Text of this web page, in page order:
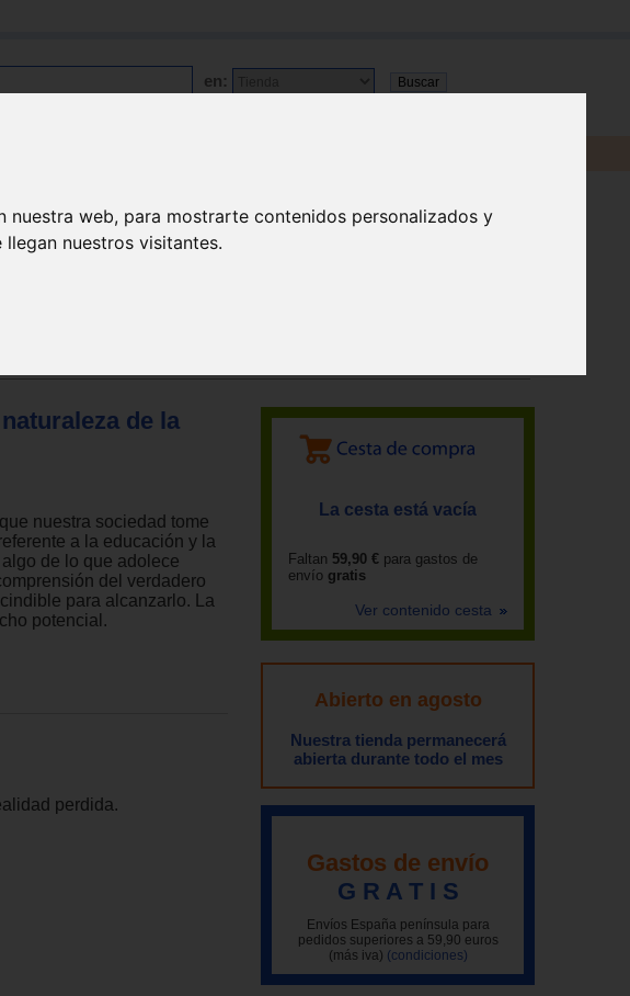
web, para mostrarte contenidos personalizados y
nuestros visitantes.
en:
de la
nuestra sociedad tome
a la educación y la
de lo que adolece
del verdadero
para alcanzarlo. La
potencial.
perdida.
La cesta está vacía
Faltan 59,90 € para gastos de
envío gratis
Ver contenido cesta
Abierto en agosto
Nuestra tienda permanecerá
abierta durante todo el mes
Gastos de envío
G R A T I S
Envíos España península para
pedidos superiores a 59,90 euros
(más iva) (condiciones)